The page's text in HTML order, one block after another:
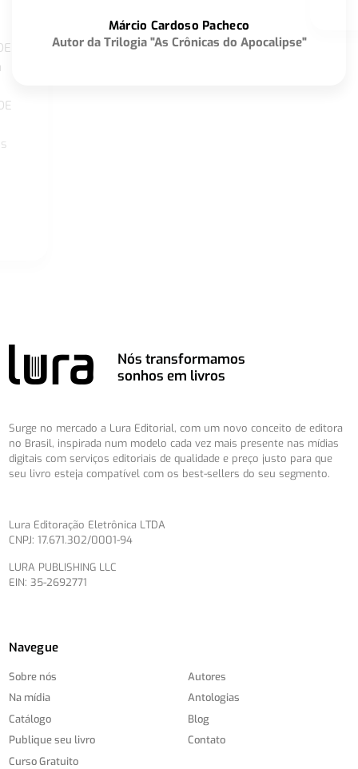
Márcio Cardoso Pacheco
Autor da Trilogia "As Crônicas do Apocalipse"
Nós transformamos
sonhos em livros
Surge no mercado a Lura Editorial, com um novo conceito de editora
no Brasil, inspirada num modelo cada vez mais presente nas mídias
digitais com serviços editoriais de qualidade e preço justo para que
seu livro esteja compatível com os best-sellers do seu segmento.
Lura Editoração Eletrônica LTDA
CNPJ: 17.671.302/0001-94
LURA PUBLISHING LLC
EIN: 35-2692771
Navegue
Sobre nós
Na mídia
Catálogo
Publique seu livro
Curso Gratuito
Autores
Antologias
Blog
Contato